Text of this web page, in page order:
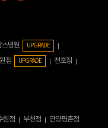
병원 UPGRADE
점 UPGRADE
천호점
원점 부천점 안양평촌점